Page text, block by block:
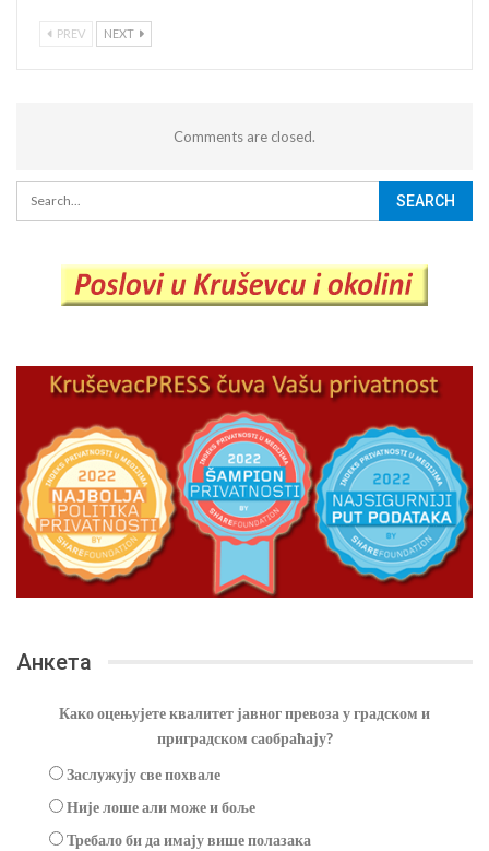
PREV NEXT
Comments are closed.
Анкета
Како оцењујете квалитет јавног превоза у градском и
приградском саобраћају?
Заслужују све похвале
Није лоше али може и боље
Требало би да имају више полазака